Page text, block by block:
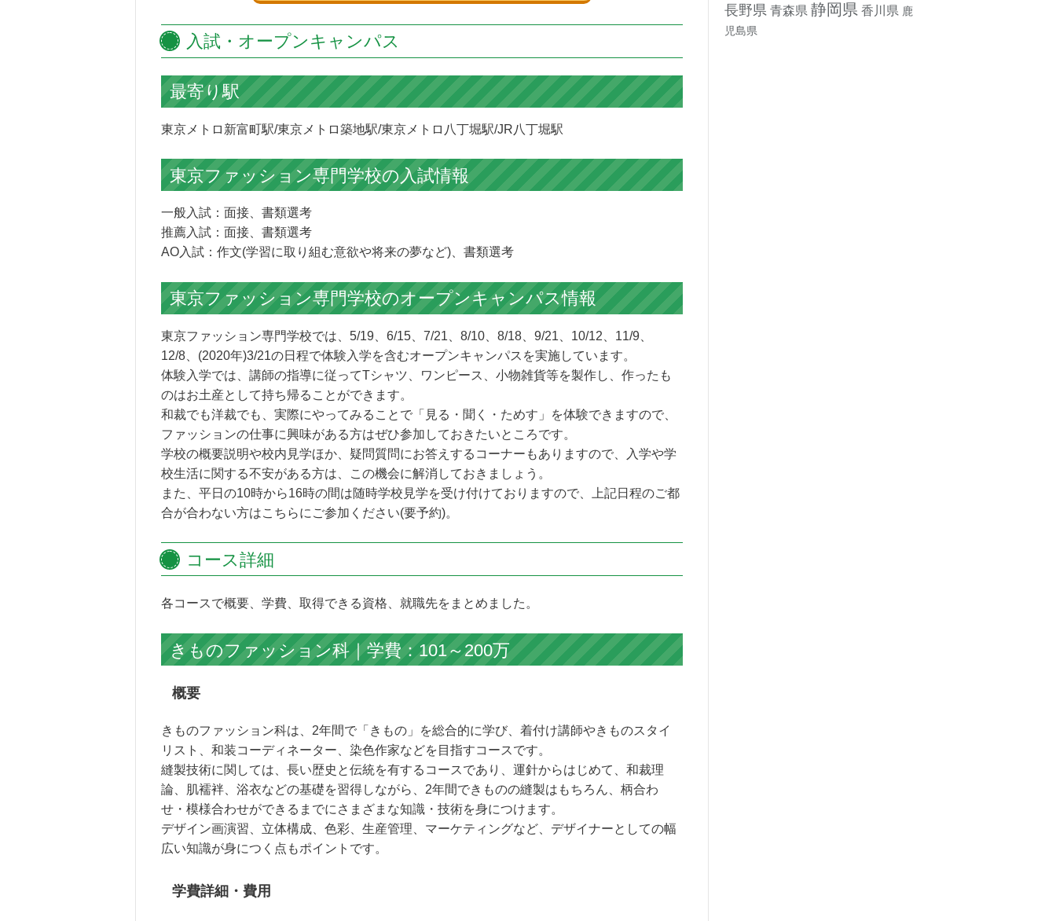
入試・オープンキャンパス
最寄り駅
東京メトロ新富町駅/東京メトロ築地駅/東京メトロ八丁堀駅/JR八丁堀駅
東京ファッション専門学校の入試情報
一般入試：面接、書類選考
推薦入試：面接、書類選考
AO入試：作文(学習に取り組む意欲や将来の夢など)、書類選考
東京ファッション専門学校のオープンキャンパス情報
東京ファッション専門学校では、5/19、6/15、7/21、8/10、8/18、9/21、10/12、11/9、
12/8、(2020年)3/21の日程で体験入学を含むオープンキャンパスを実施しています。
体験入学では、講師の指導に従ってTシャツ、ワンピース、小物雑貨等を製作し、作ったも
のはお土産として持ち帰ることができます。
和裁でも洋裁でも、実際にやってみることで「見る・聞く・ためす」を体験できますので、
ファッションの仕事に興味がある方はぜひ参加しておきたいところです。
学校の概要説明や校内見学ほか、疑問質問にお答えするコーナーもありますので、入学や学
校生活に関する不安がある方は、この機会に解消しておきましょう。
また、平日の10時から16時の間は随時学校見学を受け付けておりますので、上記日程のご都
合が合わない方はこちらにご参加ください(要予約)。
コース詳細
各コースで概要、学費、取得できる資格、就職先をまとめました。
きものファッション科｜学費：101～200万
概要
きものファッション科は、2年間で「きもの」を総合的に学び、着付け講師やきものスタイ
リスト、和装コーディネーター、染色作家などを目指すコースです。
縫製技術に関しては、長い歴史と伝統を有するコースであり、運針からはじめて、和裁理
論、肌襦袢、浴衣などの基礎を習得しながら、2年間できものの縫製はもちろん、柄合わ
せ・模様合わせができるまでにさまざまな知識・技術を身につけます。
デザイン画演習、立体構成、色彩、生産管理、マーケティングなど、デザイナーとしての幅
広い知識が身につく点もポイントです。
学費詳細・費用
長野県 青森県 静岡県 香川県 鹿
児島県